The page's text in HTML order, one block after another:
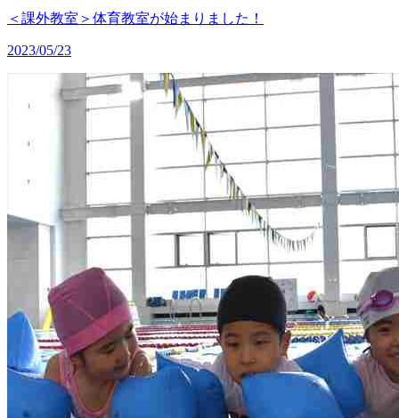
＜課外教室＞体育教室が始まりました！
2023/05/23